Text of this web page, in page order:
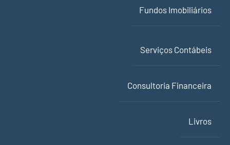
Fundos Imobiliários
Serviços Contábeis
Consultoria Financeira
Livros